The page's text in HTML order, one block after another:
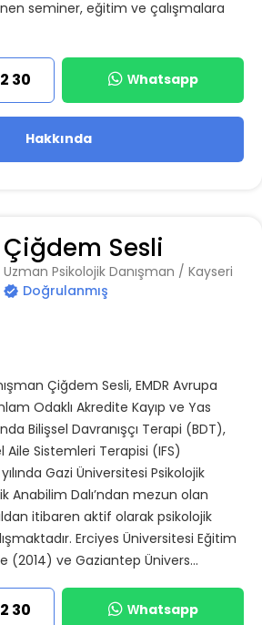
seminer, eğitim ve çalışmalara
30 Whatsapp
Hakkında
Çiğdem Sesli
Uzman Psikolojik Danışman / Kayseri
Doğrulanmış
Çiğdem Sesli, EMDR Avrupa
Odaklı Akredite Kayıp ve Yas
Bilişsel Davranışçı Terapi (BDT),
Aile Sistemleri Terapisi (IFS)
yılında Gazi Üniversitesi Psikolojik
Anabilim Dalı’ndan mezun olan
itibaren aktif olarak psikolojik
Erciyes Üniversitesi Eğitim
(2014) ve Gaziantep Ünivers...
30 Whatsapp